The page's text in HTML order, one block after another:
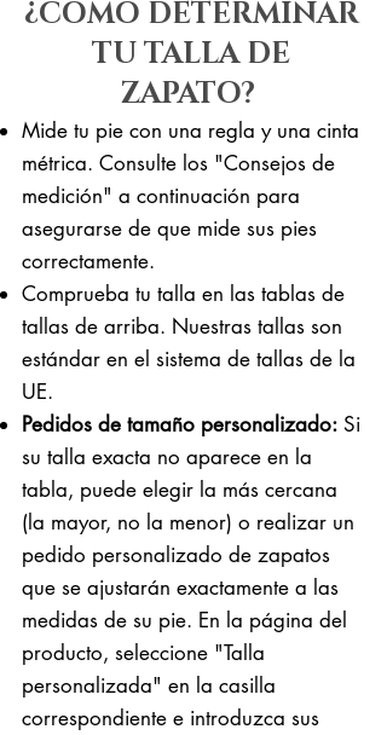
¿CÓMO DETERMINAR
TU TALLA DE
ZAPATO?
Mide tu pie con una regla y una cinta
métrica. Consulte los "Consejos de
medición" a continuación para
asegurarse de que mide sus pies
correctamente. ​​
Comprueba tu talla en las tablas de
tallas de arriba. Nuestras tallas son
estándar en el sistema de tallas de la
UE.
Pedidos de tamaño personalizado: Si
su talla exacta no aparece en la
tabla, puede elegir la más cercana
(la mayor, no la menor) o realizar un
pedido personalizado de zapatos
que se ajustarán exactamente a las
medidas de su pie. En la página del
producto, seleccione "Talla
personalizada" en la casilla
correspondiente e introduzca sus